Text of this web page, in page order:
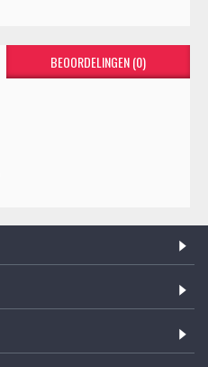
BEOORDELINGEN (0)